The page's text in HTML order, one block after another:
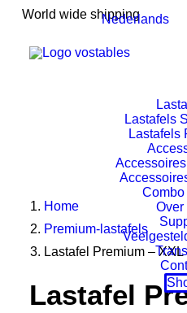
World wide shipping
Nederlands
Lastafels
Lastafels
Over
Home
Premium-lastafels
Lastafel Premium – XXL
Lastafel